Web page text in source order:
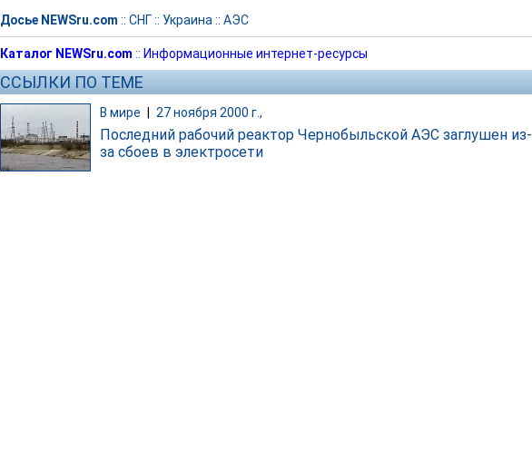
Досье NEWSru.com :: СНГ:: Украина :: АЭС
Каталог NEWSru.com :: Информационные интернет-ресурсы
ССЫЛКИ ПО ТЕМЕ
В мире 27 ноября 2000 г.,
Последний рабочий реактор Чернобыльской АЭС заглушен из-
за сбоев в электросети